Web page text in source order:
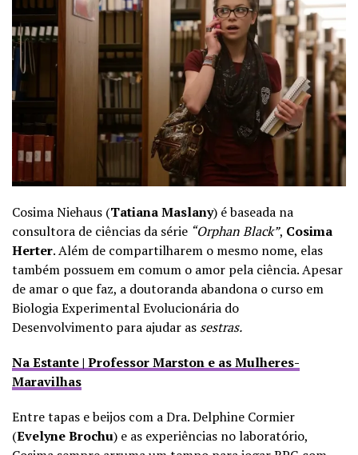
Cosima Niehaus (Tatiana Maslany) é baseada na
consultora de ciências da série “Orphan Black”, Cosima
Herter. Além de compartilharem o mesmo nome, elas
também possuem em comum o amor pela ciência. Apesar
de amar o que faz, a doutoranda abandona o curso em
Biologia Experimental Evolucionária do
Desenvolvimento para ajudar as sestras.
Na Estante | Professor Marston e as Mulheres-
Maravilhas
Entre tapas e beijos com a Dra. Delphine Cormier
(Evelyne Brochu) e as experiências no laboratório,